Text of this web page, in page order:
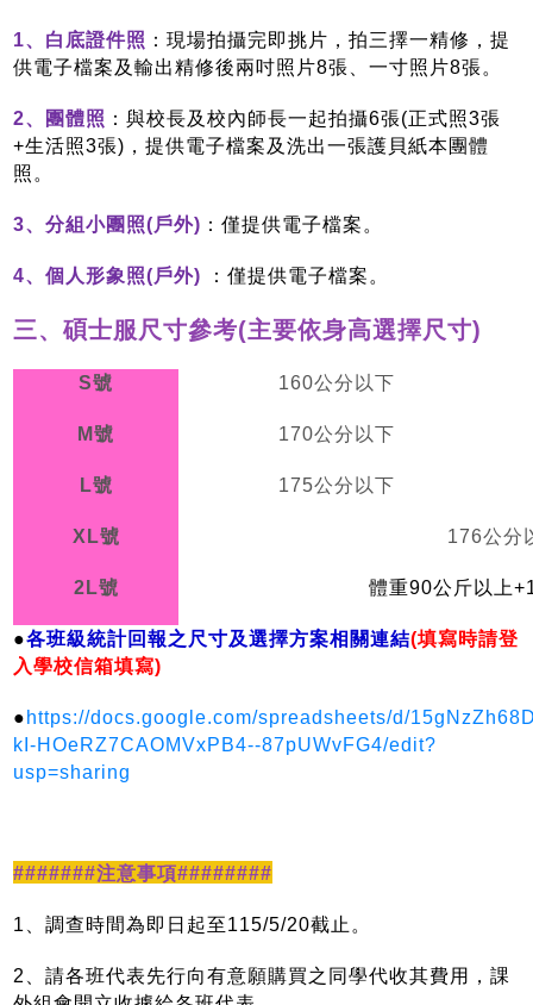
1、白底證件照 ：現場拍攝完即挑片，拍三擇一精修，提
供電子檔案及輸出精修後兩吋照片8張、一寸照片8張。
2、團體照 ：與校長及校內師長一起拍攝6張(正式照3張
+生活照3張)，提供電子檔案及洗出一張護貝紙本團體
照。
3、分組小團照(戶外) ：僅提供電子檔案。
4、個人形象照(戶外) ：僅提供電子檔案。
三、碩士服尺寸參考(主要依身高選擇尺寸)
S號 160公分以下
M號 170公分以下
L號 175公分以下
XL號 176公分
2L號 體重90公斤以上
●各班級統計回報之尺寸及選擇方案相關連結(填寫時請登
入學校信箱填寫)
● https://docs.google.com/spreadsheets/d/
kI-HOeRZ7CAOMVxPB4--87pUWvFG4/edit?
usp=sharing
#######注意事項########
1 、調查時間為即日起至115/5/20截止。
2、請各班代表先行向有意願購買之同學代收其費用，課